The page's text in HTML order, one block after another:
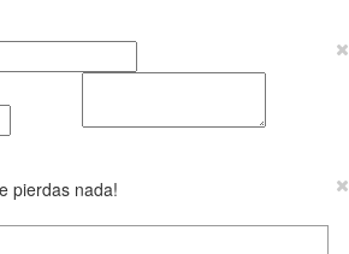
pierdas nada!